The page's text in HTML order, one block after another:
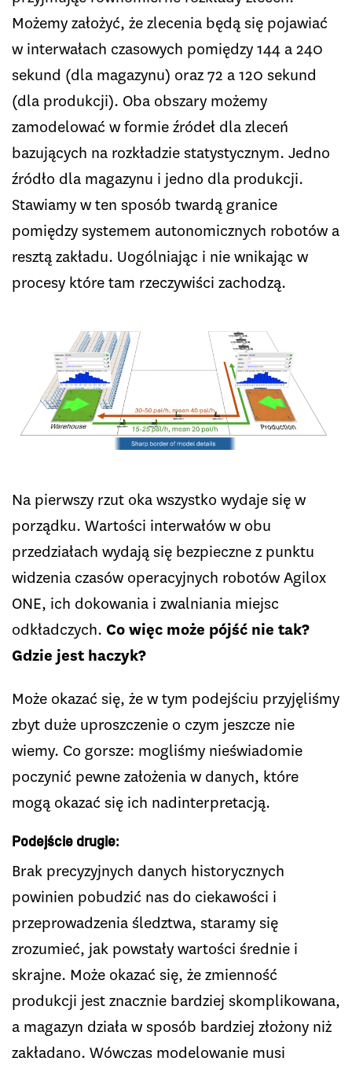
Możemy założyć, że zlecenia będą się pojawiać
w interwałach czasowych pomiędzy 144 a 240
sekund (dla magazynu) oraz 72 a 120 sekund
(dla produkcji). Oba obszary możemy
zamodelować w formie źródeł dla zleceń
bazujących na rozkładzie statystycznym. Jedno
źródło dla magazynu i jedno dla produkcji.
Stawiamy w ten sposób twardą granice
pomiędzy systemem autonomicznych robotów a
resztą zakładu. Uogólniając i nie wnikając w
procesy które tam rzeczywiści zachodzą.
Na pierwszy rzut oka wszystko wydaje się w
porządku. Wartości interwałów w obu
przedziałach wydają się bezpieczne z punktu
widzenia czasów operacyjnych robotów Agilox
ONE, ich dokowania i zwalniania miejsc
odkładczych. Co więc może pójść nie tak?
Gdzie jest haczyk?
Może okazać się, że w tym podejściu przyjęliśmy
zbyt duże uproszczenie o czym jeszcze nie
wiemy. Co gorsze: mogliśmy nieświadomie
poczynić pewne założenia w danych, które
mogą okazać się ich nadinterpretacją.
Podejście drugie:
Brak precyzyjnych danych historycznych
powinien pobudzić nas do ciekawości i
przeprowadzenia śledztwa, staramy się
zrozumieć, jak powstały wartości średnie i
skrajne. Może okazać się, że zmienność
produkcji jest znacznie bardziej skomplikowana,
a magazyn działa w sposób bardziej złożony niż
zakładano. Wówczas modelowanie musi